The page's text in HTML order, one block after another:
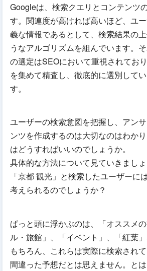
Googleは、検索クエリとコンテンツ
す。関連度が高ければ高いほど、ユ
義な情報であるとして、検索結果の
うなアルゴリズムを組んでいます。
の選定はSEOにおいて重視されてお
を集めて精査し、徹底的に選別して
す。
ユーザーの検索意図を把握し、アン
ンツを作成するのは大切なのはわか
はどうすればいいのでしょうか。
具体的な方法について見ていきましょ
「京都 観光」と検索したユーザーに
考えられるのでしょうか？
ぱっと頭に浮かぶのは、「オススメ
ル・旅館」、「イベント」、「紅葉」
もちろん、これらは実際に検索されて
間違った予想だとは思えません。と